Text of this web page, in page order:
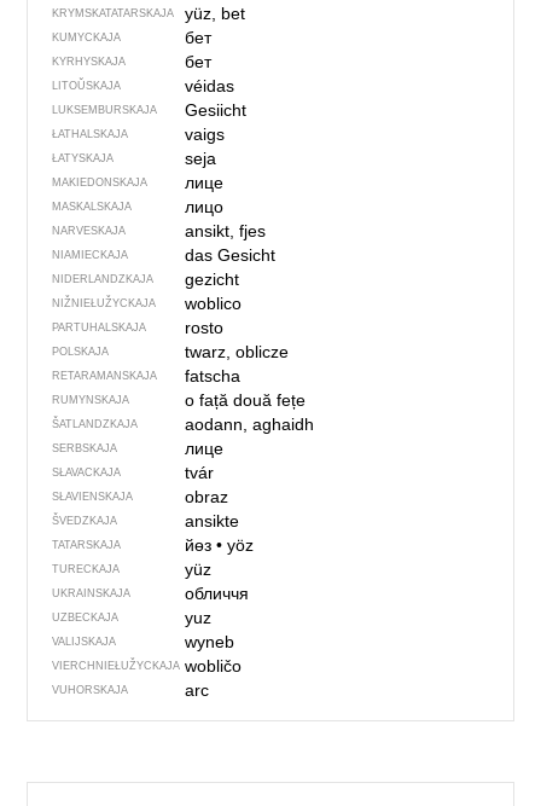
KRYMSKA­TATARSKAJA yüz, bet
KUMYCKAJA бет
KYRHYSKAJA бет
LITOŬSKAJA véidas
LUKSEMBURSKAJA Gesiicht
ŁATHALSKAJA vaigs
ŁATYSKAJA seja
MAKIEDONSKAJA лице
MASKALSKAJA лицо
NARVESKAJA ansikt, fjes
NIAMIECKAJA das Gesicht
NIDERLANDZKAJA gezicht
NIŽNIEŁUŽYCKAJA woblico
PARTUHALSKAJA rosto
POLSKAJA twarz, oblicze
RETARAMANSKAJA fatscha
RUMYNSKAJA o fațădouă fețe
ŠATLANDZKAJA aodann, aghaidh
SERBSKAJA лице
SŁAVACKAJA tvár
SŁAVIENSKAJA obraz
ŠVEDZKAJA ansikte
TATARSKAJA йөз• yöz
TURECKAJA yüz
UKRAINSKAJA обличчя
UZBECKAJA yuz
VALIJSKAJA wyneb
VIERCHNIE­ŁUŽYCKAJA wobličo
VUHORSKAJA arc